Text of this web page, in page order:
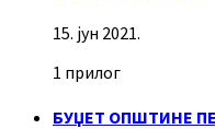
15. јун 2021.
1 прилог
БУЏЕТ ОПШТИНЕ